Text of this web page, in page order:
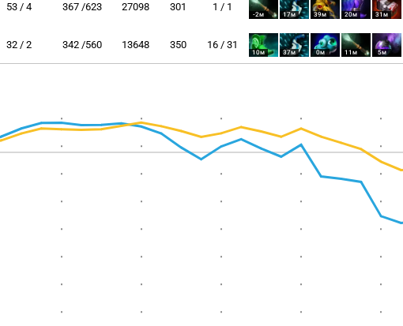
53 / 4 367 /623 27098 301 1 / 1
-2м 17м 39м 20м 31м
32 / 2 342 /560 13648 350 16 / 31
10м 37м 0м 11м 5м